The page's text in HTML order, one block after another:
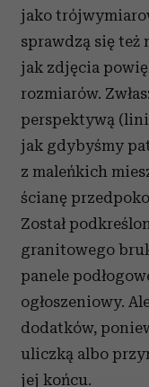
jako
sprawdzą się też
jak zdjęcia
rozmiarów.
perspektywą
jak gdybyśmy
z maleńkich
ścianę
Został
granitowego
panele
ogłoszeniowy.
dodatków,
uliczką albo
jej końcu.